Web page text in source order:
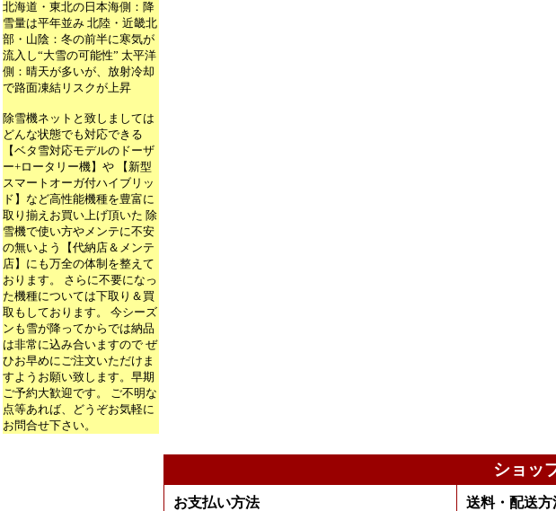
北海道・東北の日本海側：降
雪量は平年並み 北陸・近畿北
部・山陰：冬の前半に寒気が
流入し“大雪の可能性” 太平洋
側：晴天が多いが、放射冷却
で路面凍結リスクが上昇
除雪機ネットと致しましては
どんな状態でも対応できる
【ベタ雪対応モデルのドーザ
ー+ロータリー機】や 【新型
スマートオーガ付ハイブリッ
ド】など高性能機種を豊富に
取り揃えお買い上げ頂いた 除
雪機で使い方やメンテに不安
の無いよう【代納店＆メンテ
店】にも万全の体制を整えて
おります。 さらに不要になっ
た機種については下取り＆買
取もしております。 今シーズ
ンも雪が降ってからでは納品
は非常に込み合いますので ぜ
ひお早めにご注文いただけま
すようお願い致します。早期
ご予約大歓迎です。 ご不明な
点等あれば、どうぞお気軽に
お問合せ下さい。
ショッ
お支払い方法 送料・配送